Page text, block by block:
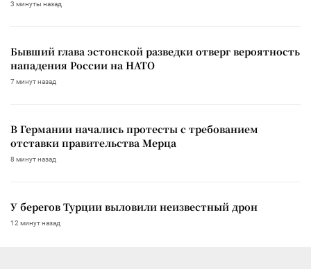
3 минуты назад
Бывший глава эстонской разведки отверг вероятность
нападения России на НАТО
7 минут назад
В Германии начались протесты с требованием
отставки правительства Мерца
8 минут назад
У берегов Турции выловили неизвестный дрон
12 минут назад